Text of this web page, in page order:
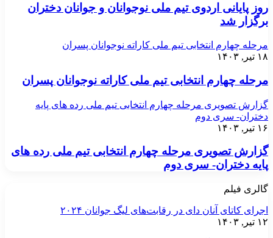
روز پایانی اردوی تیم ملی نوجوانان و جوانان دختران
برگزار شد
مرحله چهارم انتخابی تیم ملی کاراته نوجوانان پسران
۱۸ تیر, ۱۴۰۳
مرحله چهارم انتخابی تیم ملی کاراته نوجوانان پسران
گزارش تصویری مرحله چهارم انتخابی تیم ملی رده های پایه
دختران- سری دوم
۱۶ تیر, ۱۴۰۳
گزارش تصویری مرحله چهارم انتخابی تیم ملی رده های
پایه دختران- سری دوم
گالری فیلم
اجرای کاتای آنان دای در رقابت‌های لیگ جوانان ۲۰۲۴
۱۲ تیر, ۱۴۰۳